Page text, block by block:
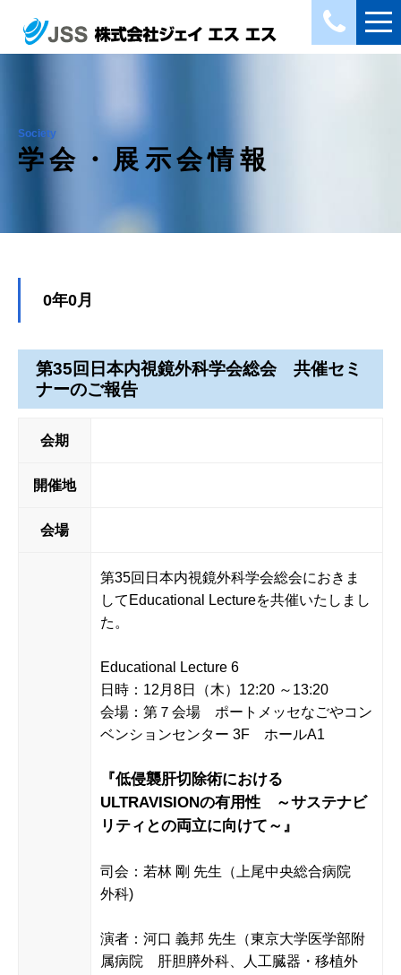
Society
学会・展示会情報
0年0月
第35回日本内視鏡外科学会総会 共催セミ
ナーのご報告
会期
開催地
会場
第35回日本内視鏡外科学会総会におきま
してEducational Lectureを共催いたしまし
た。
Educational Lecture 6
日時：12月8日（木）12:20 ～13:20
会場：第７会場 ポートメッセなごやコン
ベンションセンター 3F ホールA1
『低侵襲肝切除術における
ULTRAVISIONの有用性 ～サステナビ
リティとの両立に向けて～』
司会：若林 剛 先生（上尾中央総合病院
外科)
演者：河口 義邦 先生（東京大学医学部附
属病院 肝胆膵外科、人工臓器・移植外